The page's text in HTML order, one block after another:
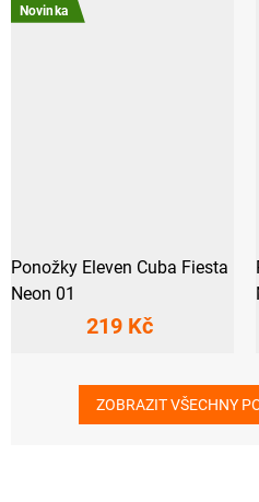
Novinka
Ponožky Eleven Cuba Fiesta
Neon 01
219 Kč
ZOBRAZIT VŠECHNY